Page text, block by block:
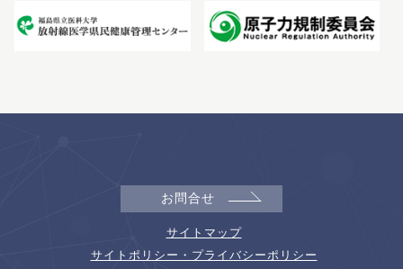
お問合せ
サイトマップ
サイトポリシー・プライバシーポリシー